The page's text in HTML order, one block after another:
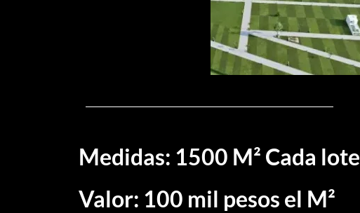
Medidas: 1500 M² Cada lote
Valor: 100 mil pesos el M²